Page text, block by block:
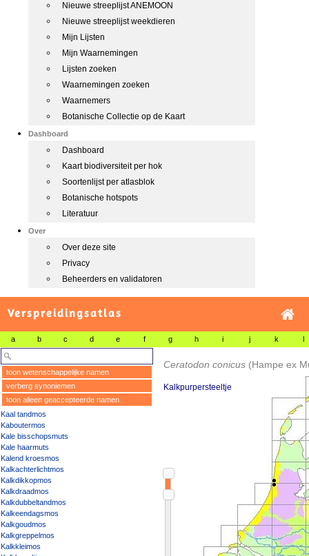
Nieuwe streeplijst ANEMOON
Nieuwe streeplijst weekdieren
Mijn Lijsten
Mijn Waarnemingen
Lijsten zoeken
Waarnemingen zoeken
Waarnemers
Botanische Collectie op de Kaart
Dashboard
Dashboard
Kaart biodiversiteit per hok
Soortenlijst per atlasblok
Botanische hotspots
Literatuur
Over
Over deze site
Privacy
Beheerders en validatoren
Verspreidingsatlas
a b c d e f g h i j k l
toon wetenschappelijke namen
verberg synoniemen
toon alleen geaccepteerde namen
Kaal tandmos
Kaboutermos
Kale bisschopsmuts
Kale haarmuts
Kalend kroesmos
Kalkachterlichtmos
Kalkdikkopmos
Kalkdraadmos
Kalkdubbeltandmos
Kalkeendagsmos
Kalkgoudmos
Kalkgreppelmos
Kalkkleimos
Ceratodon conicus (Hampe ex
Kalkpurpersteeltje